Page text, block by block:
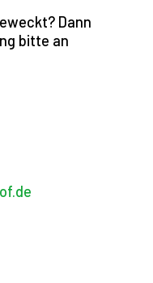
Dann
bitte an